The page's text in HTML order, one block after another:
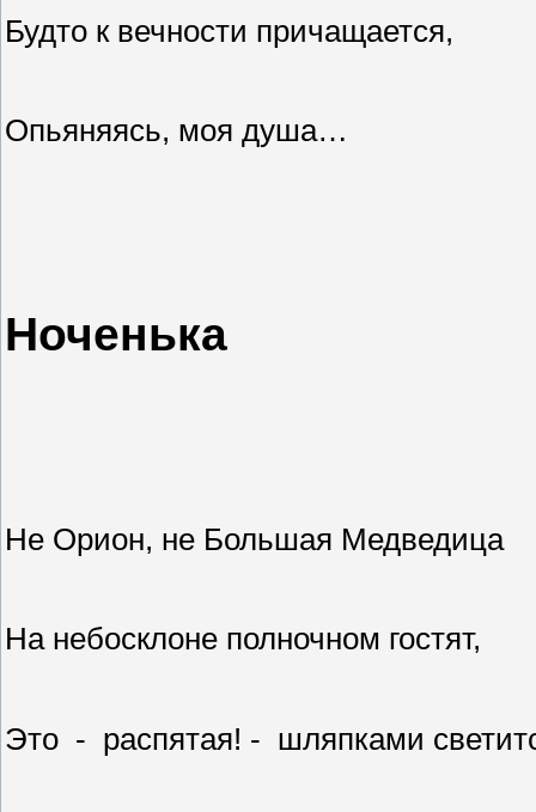
Будто к вечности причащается,
Опьяняясь, моя душа…
Ноченька
Не Орион, не Большая Медведица
На небосклоне полночном гостят,
Это - распятая! - шляпками